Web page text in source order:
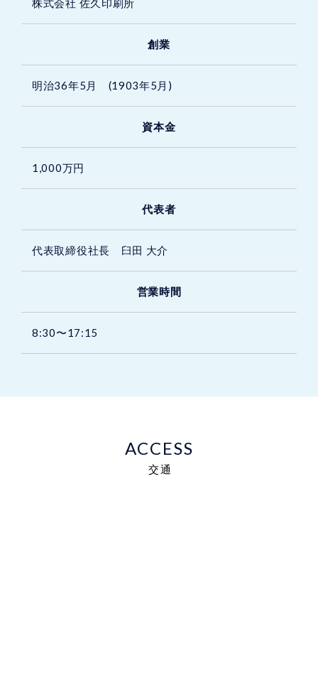
株式会社 佐久印刷所
創業
明治36年5月 (1903年5月)
資本金
1,000万円
代表者
代表取締役社長 臼田 大介
営業時間
8:30〜17:15
ACCESS
交通